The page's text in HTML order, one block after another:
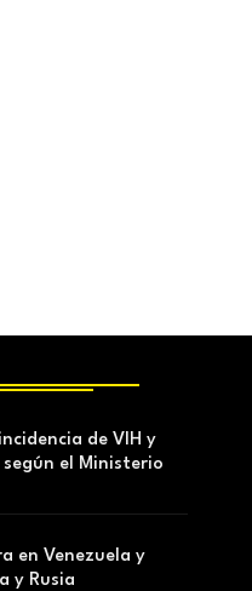
de VIH y
el Ministerio
en Venezuela y
y Rusia